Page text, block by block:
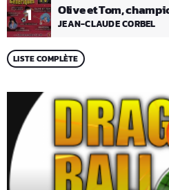
1 Olive et Tom,
JEAN-CLAUDE CORBEL
LISTE COMPLÈTE